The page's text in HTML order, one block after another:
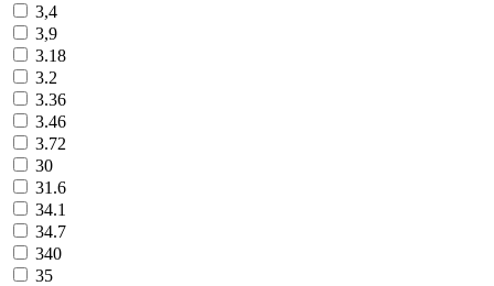
3,4
3,9
3.18
3.2
3.36
3.46
3.72
30
31.6
34.1
34.7
340
35